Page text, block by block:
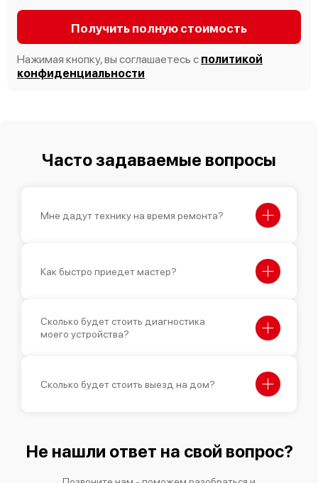
Получить полную стоимость
Нажимая кнопку, вы соглашаетесь с политикой
конфиденциальности
Часто задаваемые вопросы
Мне дадут технику на время ремонта?
Как быстро приедет мастер?
Сколько будет стоить диагностика
моего устройства?
Сколько будет стоить выезд на дом?
Не нашли ответ на свой вопрос?